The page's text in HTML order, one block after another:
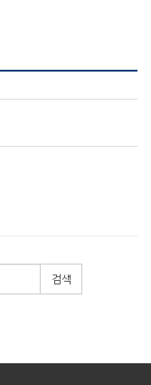
검색